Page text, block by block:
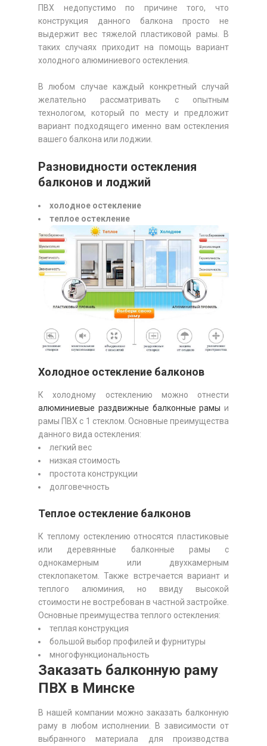
ПВХ недопустимо по причине того, что
конструкция данного балкона просто не
выдержит вес тяжелой пластиковой рамы. В
таких случаях приходит на помощь вариант
холодного алюминиевого остекления.
В любом случае каждый конкретный случай
желательно рассматривать с опытным
технологом, который по месту и предложит
вариант подходящего именно вам остекления
вашего балкона или лоджии.
Разновидности остекления
балконов и лоджий
холодное остекление
теплое остекление
Холодное остекление балконов
К холодному остеклению можно отнести
алюминиевые раздвижные балконные рамы и
рамы ПВХ с 1 стеклом. Основные преимущества
данного вида остекления:
легкий вес
низкая стоимость
простота конструкции
долговечность
Теплое остекление балконов
К теплому остеклению относятся пластиковые
или деревянные балконные рамы с
однокамерным или двухкамерным
стеклопакетом. Также встречается вариант и
теплого алюминия, но ввиду высокой
стоимости не востребован в частной застройке.
Основные преимущества теплого остекления:
теплая конструкция
большой выбор профилей и фурнитуры
многофункциональность
Заказать балконную раму
ПВХ в Минске
В нашей компании можно заказать балконную
раму в любом исполнении. В зависимости от
выбранного материала для производства